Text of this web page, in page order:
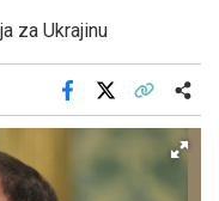
za Ukrajinu
Facebook